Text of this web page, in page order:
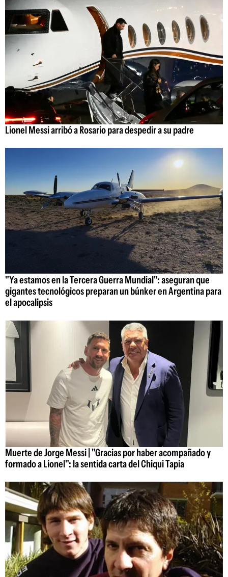
Lionel Messi arribó a Rosario para despedir a su padre
"Ya estamos en la Tercera Guerra Mundial": aseguran que
gigantes tecnológicos preparan un búnker en Argentina para
el apocalipsis
Muerte de Jorge Messi | "Gracias por haber acompañado y
formado a Lionel": la sentida carta del Chiqui Tapia